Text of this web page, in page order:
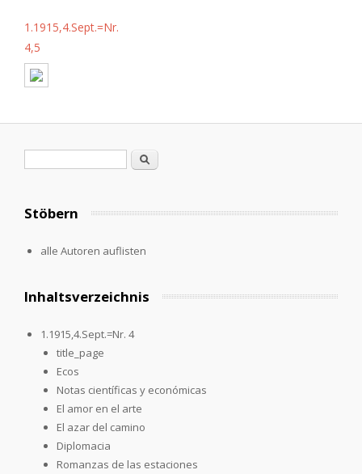
1.1915,4.Sept.=Nr.
4,5
Search
Stöbern
alle Autoren auflisten
Inhaltsverzeichnis
1.1915,4.Sept.=Nr. 4
title_page
Ecos
Notas científicas y económicas
El amor en el arte
El azar del camino
Diplomacia
Romanzas de las estaciones